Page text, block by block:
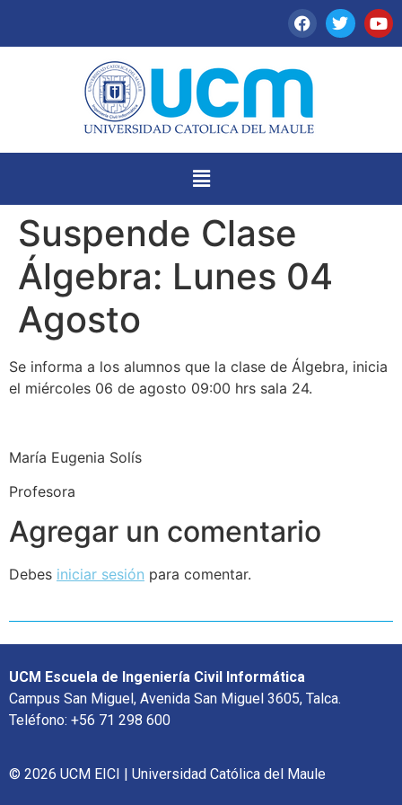
Suspende Clase
Álgebra: Lunes 04
Agosto
Se informa a los alumnos que la clase de Álgebra, inicia
el miércoles 06 de agosto 09:00 hrs sala 24.
María Eugenia Solís
Profesora
Agregar un comentario
Debes iniciar sesión para comentar.
UCM Escuela de Ingeniería Civil Informática
Campus San Miguel, Avenida San Miguel 3605, Talca.
Teléfono: +56 71 298 600
© 2026 UCM EICI | Universidad Católica del Maule